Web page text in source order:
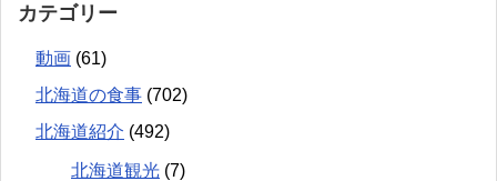
カテゴリー
動画 (61)
北海道の食事 (702)
北海道紹介 (492)
北海道観光 (7)